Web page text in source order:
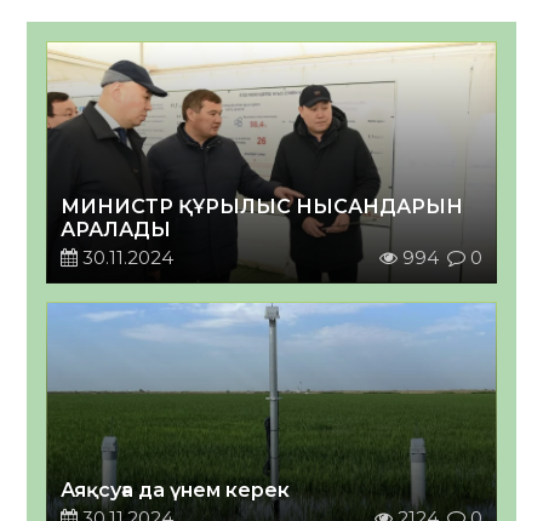
МИНИСТР ҚҰРЫЛЫС НЫСАНДАРЫН
АРАЛАДЫ
30.11.2024
994 0
Аяқсуға да үнем керек